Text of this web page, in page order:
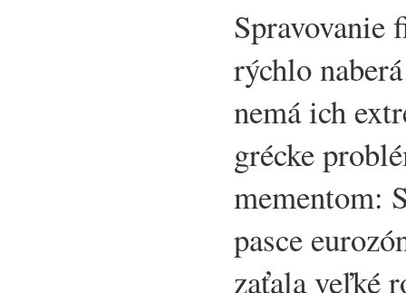
Spravovanie
rýchlo
nemá ich
grécke
mementom:
pasce
zaťala veľké